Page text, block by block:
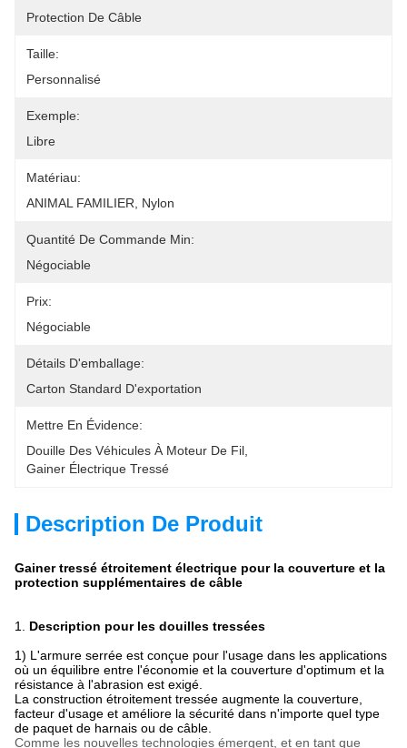
Protection De Câble
Taille:
Personnalisé
Exemple:
Libre
Matériau:
ANIMAL FAMILIER, Nylon
Quantité De Commande Min:
Négociable
Prix:
Négociable
Détails D'emballage:
Carton Standard D'exportation
Mettre En Évidence:
Douille Des Véhicules À Moteur De Fil
Gainer Électrique Tressé
Description De Produit
Gainer tressé étroitement électrique pour la couverture et la
protection supplémentaires de câble
1. Description pour les douilles tressées
1) L'armure serrée est conçue pour l'usage dans les applications
où un équilibre entre l'économie et la couverture d'optimum et la
résistance à l'abrasion est exigé.
La construction étroitement tressée augmente la couverture,
facteur d'usage et améliore la sécurité dans n'importe quel type
de paquet de harnais ou de câble.
Comme les nouvelles technologies émergent, et en tant que